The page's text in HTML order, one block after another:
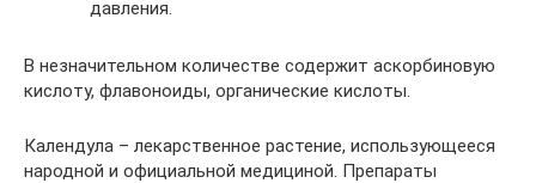
давления.
В незначительном количестве содержит аскорбиновую
кислоту, флавоноиды, органические кислоты.
Календула – лекарственное растение, использующееся
народной и официальной медициной. Препараты